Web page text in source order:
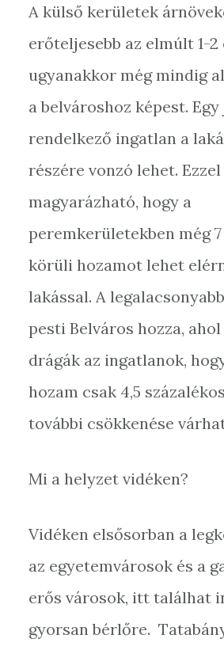
A külső kerületek
erőteljesebb az elmúlt 1-2
ugyanakkor még mindig
a belvároshoz képest.
rendelkező ingatlan a
részére vonzó lehet. Ezzel
magyarázható, hogy a
peremkerületekben még
körüli hozamot lehet
lakással. A
pesti Belváros hozza,
drágák az ingatlanok,
hozam csak 4,5
további csökkenése
Mi a helyzet vidéken?
Vidéken elsősorban a
az egyetemvárosok és a
erős városok, itt találhat
gyorsan bérlőre.